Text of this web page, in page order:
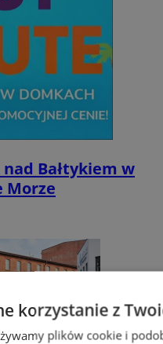
Bałtykiem w
Morze
korzystanie z
plików cookie i